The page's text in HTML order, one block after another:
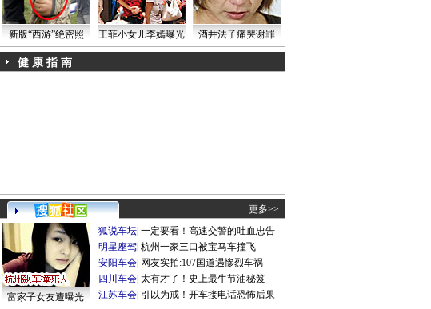
新版“西游”绝密照 王菲小女儿李嫣曝光 酒井法子痛哭谢罪
健 康 指 南
更多>>
富家子女友遭曝光
狐说车坛 一定要看！高速交警的吐血忠告
明星座驾 杭州一家三口被宝马车撞飞
安阳车会 网友实拍:107国道遇惨烈车祸
四川车会 太有才了！史上最牛节油秘笈
江苏车会 引以为戒！开车接电话恐怖后果